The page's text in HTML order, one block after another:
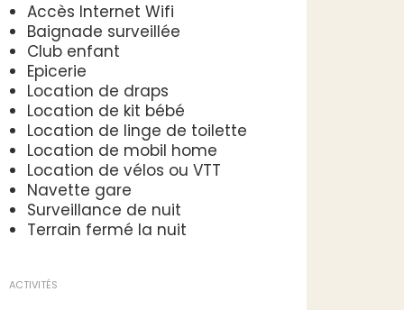
Accès Internet Wifi
Baignade surveillée
Club enfant
Epicerie
Location de draps
Location de kit bébé
Location de linge de toilette
Location de mobil home
Location de vélos ou VTT
Navette gare
Surveillance de nuit
Terrain fermé la nuit
ACTIVITÉS